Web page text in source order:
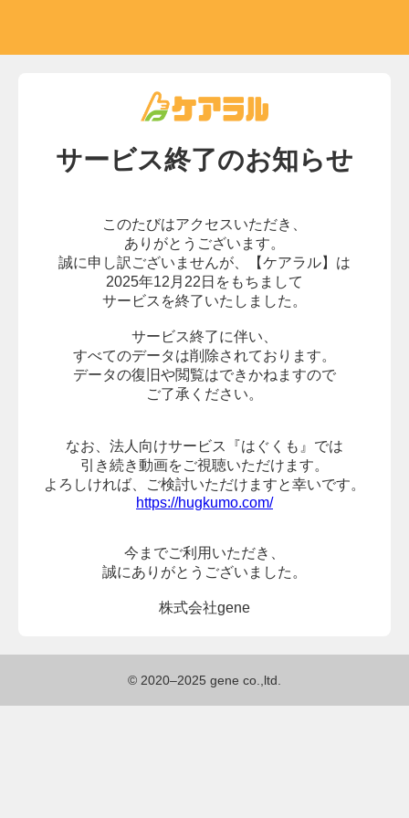
サービス終了のお知らせ
このたびはアクセスいただき、
ありがとうございます。
誠に申し訳ございませんが、
【ケアラル】は
2025年12月22日をもちまして
サービスを終了いたしました。
サービス終了に伴い、
すべてのデータは削除されております。
データの復旧や閲覧はできかねますので
ご了承ください。
なお、法人向けサービス『はぐくも』では
引き続き動画をご視聴いただけます。
よろしければ、
ご検討いただけますと幸いです。
https://hugkumo.com/
今までご利用いただき、
誠にありがとうございました。
株式会社gene
© 2020–2025 gene co.,ltd.